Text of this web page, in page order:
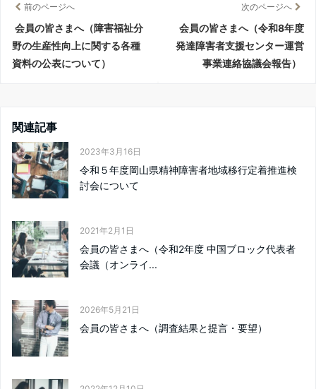
前のページへ
会員の皆さまへ（障害福祉分
野の生産性向上に関する各種
資料の公表について）
次のページへ
会員の皆さまへ（令和8年度
発達障害者支援センター運営
事業連絡協議会報告）
関連記事
2023年3月16日
令和５年度岡山県精神障害者地域移行定着推進検
討会について
2021年2月1日
会員の皆さまへ（令和2年度 中国ブロック代表者
会議（オンライ...
2026年5月21日
会員の皆さまへ（調査結果と提言・要望）